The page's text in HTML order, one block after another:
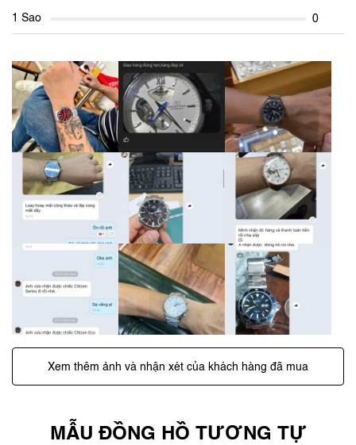
1 Sao
0
Xem thêm ảnh và nhận xét của khách hàng đã mua
MẪU ĐỒNG HỒ TƯƠNG TỰ